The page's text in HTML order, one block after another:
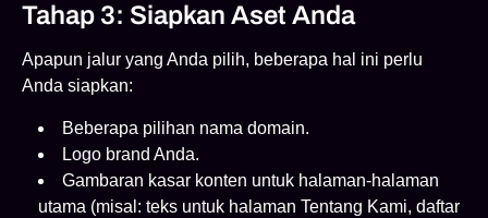
Tahap 3: Siapkan Aset Anda
Apapun jalur yang Anda pilih, beberapa hal ini perlu
Anda siapkan:
Beberapa pilihan nama domain.
Logo brand Anda.
Gambaran kasar konten untuk halaman-halaman
utama (misal: teks untuk halaman Tentang Kami, daftar